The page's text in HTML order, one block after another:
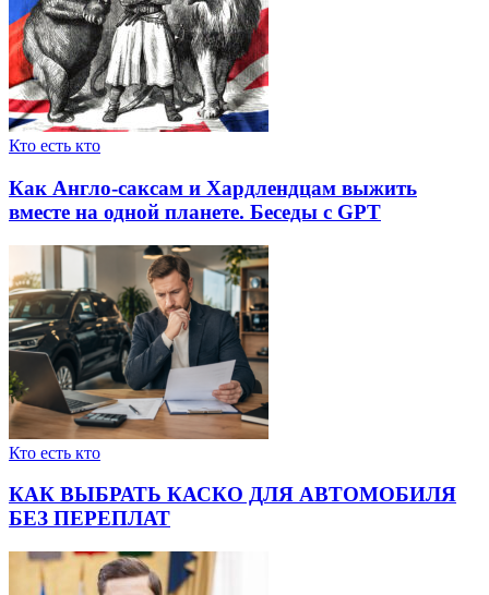
Кто есть кто
Как Англо-саксам и Хардлендцам выжить
вместе на одной планете. Беседы с GPT
Кто есть кто
КАК ВЫБРАТЬ КАСКО ДЛЯ АВТОМОБИЛЯ
БЕЗ ПЕРЕПЛАТ